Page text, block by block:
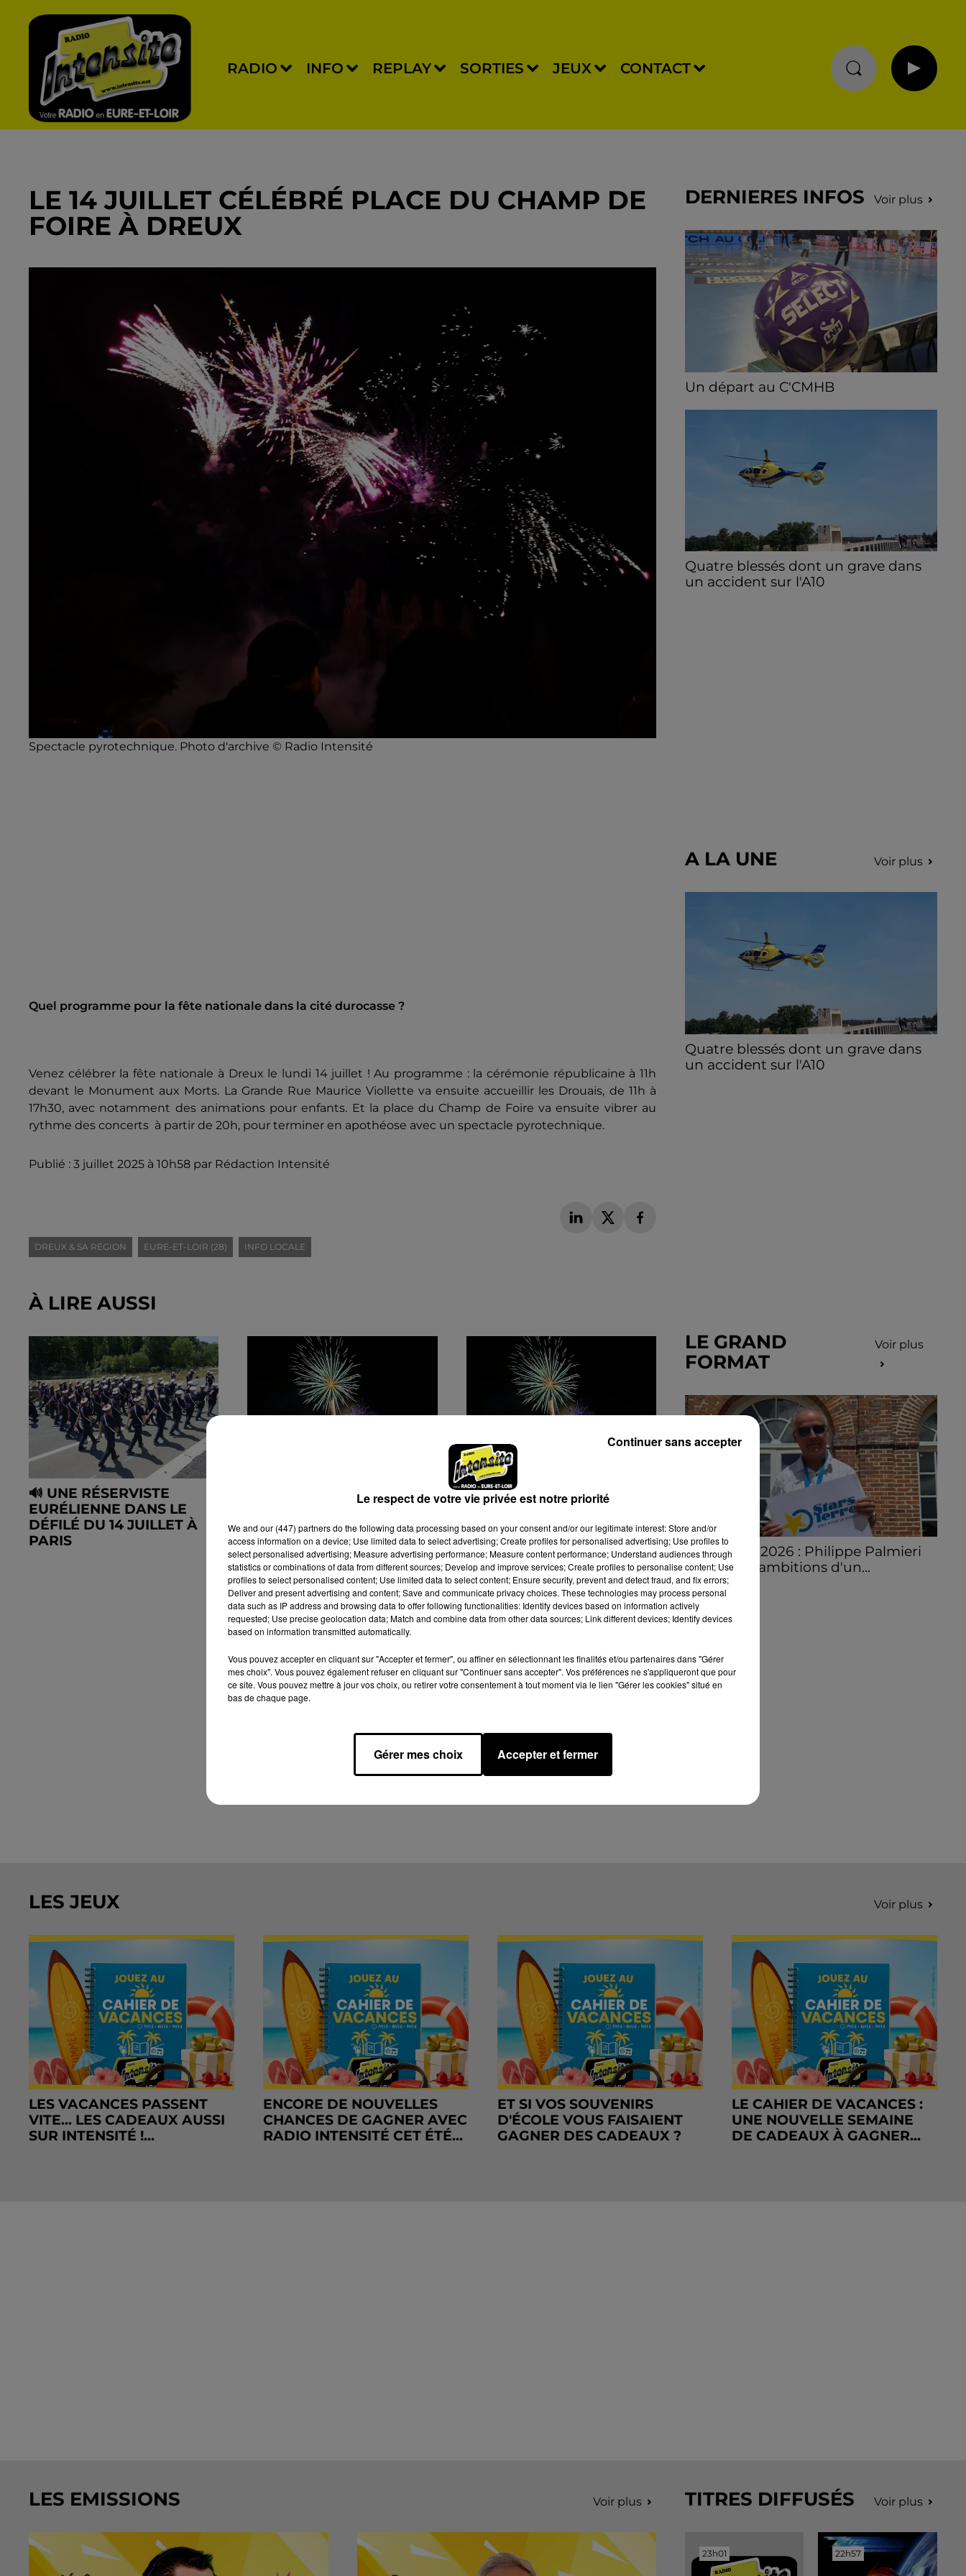
RADIO INFO REPLAY SORTIES JEUX CONTACT
LE 14 JUILLET CÉLÉBRÉ PLACE DU CHAMP DE
FOIRE À DREUX
Spectacle pyrotechnique. Photo d'archive © Radio Intensité
Quel programme pour la fête nationale dans la cité durocasse ?
Venez célébrer la fête nationale à Dreux le lundi 14 juillet ! Au programme : la cérémonie républicaine à 11h
devant le Monument aux Morts. La Grande Rue Maurice Viollette va ensuite accueillir les Drouais, de 11h à
17h30, avec notamment des animations pour enfants. Et la place du Champ de Foire va ensuite vibrer au
rythme des concerts à partir de 20h, pour terminer en apothéose avec un spectacle pyrotechnique.
Publié : 3 juillet 2025 à 10h58 par Rédaction Intensité
DREUX & SA RÉGION EURE-ET-LOIR (28) INFO LOCALE
À LIRE AUSSI
🔊 UNE RÉSERVISTE
EURÉLIENNE DANS LE
DÉFILÉ DU 14 JUILLET À
PARIS
BONNEVAL SACRIFIE SON
FEU D'ARTIFICE FACE AUX
RISQUES INCENDIE
ARTIFICES, TIR À L'ARC ET
MUSIQUE À ILLIERS-
COMBRAY
DERNIERES INFOS Voir plus
Un départ au C'CMHB
Quatre blessés dont un grave dans
un accident sur l'A10
A LA UNE Voir plus
Quatre blessés dont un grave dans
un accident sur l'A10
LE GRAND
FORMAT
Voir plus
Stars'Terre 2026 : Philippe Palmieri
dévoile les ambitions d'un...
À quelques semaines de la première
édition de Stars'Terre, organisée du 18 au 20
septembre 2026 au Château de Courtalain,
LES JEUX Voir plus
LES VACANCES PASSENT
VITE... LES CADEAUX AUSSI
SUR INTENSITÉ !...
ENCORE DE NOUVELLES
CHANCES DE GAGNER AVEC
RADIO INTENSITÉ CET ÉTÉ...
ET SI VOS SOUVENIRS
D'ÉCOLE VOUS FAISAIENT
GAGNER DES CADEAUX ?
LE CAHIER DE VACANCES :
UNE NOUVELLE SEMAINE
DE CADEAUX À GAGNER...
LES EMISSIONS Voir plus TITRES DIFFUSÉS Voir plus
23h01
23h01 22h57
22h57
Le respect de votre vie privée est notre priorité
We and our (447) partnersdo the following data processing based on your consent and/or our legitimate interest: Store and/or
access information on a device; Use limited data to select advertising; Create profiles for personalised advertising; Use profiles to
select personalised advertising; Measure advertising performance; Measure content performance; Understand audiences through
statistics or combinations of data from different sources; Develop and improve services; Create profiles to personalise content; Use
profiles to select personalised content; Use limited data to select content; Ensure security, prevent and detect fraud, and fix errors;
Deliver and present advertising and content; Save and communicate privacy choices. These technologies may process personal
data such as IP address and browsing data to offer following functionalities: Identify devices based on information actively
requested; Use precise geolocation data; Match and combine data from other data sources; Link different devices; Identify devices
based on information transmitted automatically.
Vous pouvez accepter en cliquant sur "Accepter et fermer", ou affiner en sélectionnant les finalités et/ou partenaires dans "Gérer
mes choix". Vous pouvez également refuser en cliquant sur "Continuer sans accepter". Vos préférences ne s'appliqueront que pour
ce site. Vous pouvez mettre à jour vos choix, ou retirer votre consentement à tout moment via le lien "Gérer les cookies" situé en
bas de chaque page.
Gérer mes choix Accepter et fermer
Continuer sans accepter